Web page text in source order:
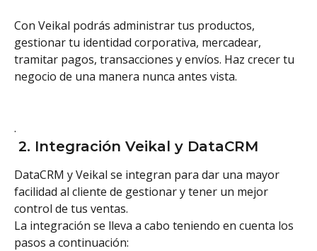
Con Veikal podrás administrar tus productos,
gestionar tu identidad corporativa, mercadear,
tramitar pagos, transacciones y envíos. Haz crecer tu
negocio de una manera nunca antes vista.
.
2. Integración Veikal y DataCRM
DataCRM y Veikal se integran para dar una mayor
facilidad al cliente de gestionar y tener un mejor
control de tus ventas.
La integración se lleva a cabo teniendo en cuenta los
pasos a continuación: